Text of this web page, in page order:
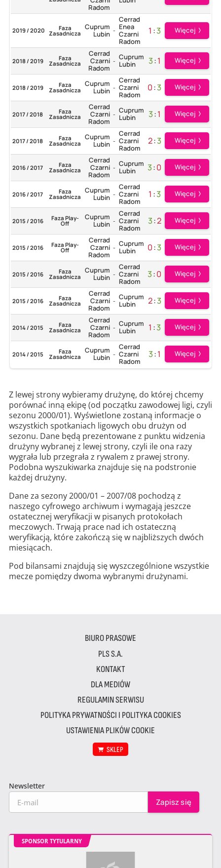
Radom
2019 / 2020 Faza
Zasadnicza
Cuprum
Lubin -
Cerrad
Enea
Czarni
Radom
1 :3 Więcej
2018 / 2019 Faza
Zasadnicza
Cerrad
Czarni
Radom
- Cuprum
Lubin
3:1 Więcej
2018 / 2019 Faza
Zasadnicza
Cuprum
Lubin -
Cerrad
Czarni
Radom
0:3 Więcej
2017 / 2018 Faza
Zasadnicza
Cerrad
Czarni
Radom
- Cuprum
Lubin
3:1 Więcej
2017 / 2018 Faza
Zasadnicza
Cuprum
Lubin -
Cerrad
Czarni
Radom
2:3 Więcej
2016 / 2017 Faza
Zasadnicza
Cerrad
Czarni
Radom
- Cuprum
Lubin
3:0 Więcej
2016 / 2017 Faza
Zasadnicza
Cuprum
Lubin -
Cerrad
Czarni
Radom
1 :3 Więcej
2015 / 2016 Faza Play-
Off
Cuprum
Lubin -
Cerrad
Czarni
Radom
3:2 Więcej
2015 / 2016 Faza Play-
Off
Cerrad
Czarni
Radom
- Cuprum
Lubin
0:3 Więcej
2015 / 2016 Faza
Zasadnicza
Cuprum
Lubin -
Cerrad
Czarni
Radom
3:0 Więcej
2015 / 2016 Faza
Zasadnicza
Cerrad
Czarni
Radom
- Cuprum
Lubin
2:3 Więcej
2014 / 2015 Faza
Zasadnicza
Cerrad
Czarni
Radom
- Cuprum
Lubin
1 :3 Więcej
2014 / 2015 Faza
Zasadnicza
Cuprum
Lubin -
Cerrad
Czarni
Radom
3:1 Więcej
Z lewej strony wybieramy drużynę, do której chcemy
porównać inną ekipę (od początku zawodowej ligi, czyli
sezonu 2000/01). Wyświetlone zostaną informacje o
wszystkich spotkaniach ligowych obu drużyn od
sezonu. Dane będą prezentowane z punktu widzenia
drużyny wybranej z lewej strony, czyli ile ona razy
wygrała lub przegrała z rywalem z prawej strony.
Podobna wyszukiwarka znajduje się na podstronie
każdej drużyny.
Dane za sezony 2000/01 – 2007/08 pochodzą z
naszego cyfrowego archiwum i wymagają jeszcze
ostatecznej weryfikacji w pisanych protokołach
meczowych. Trwają prace nad ich ostateczną
weryfikacją, które zakończą się w najbliższych dwóch
miesiącach.
Pod bilansami znajdują się wyszczególnione wszystkie
mecze pomiędzy dwoma wybranymi drużynami.
BIURO PRASOWE
PLS S.A.
KONTAKT
DLA MEDIÓW
REGULAMIN SERWISU
POLITYKA PRYWATNOŚCI I POLITYKA COOKIES
USTAWIENIA PLIKÓW COOKIE
SKLEP
Newsletter
SPONSOR TYTULARNY